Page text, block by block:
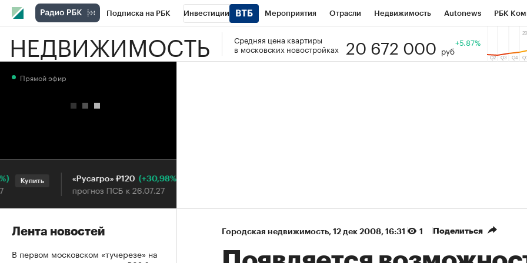
Подписка на РБК Инвестиции Мероприятия Отрасли Недвижимость Autonews РБК
РБК Вино Спорт Школа управления РБК РБК Образование Тренды
НЕДВИЖИМОСТЬ
Средняя цена квартиры
в московских новостройках
20 672 000 руб
+5.87%
Городская недвижимость⁠, 12 дек 2008, 16:31 1 Поделиться
Прямой эфир
Купить «Русагро» ₽120 (+30,98%)
прогноз ПСБ к 26.07.27
Лента новостей
В первом московском «тучерезе» на